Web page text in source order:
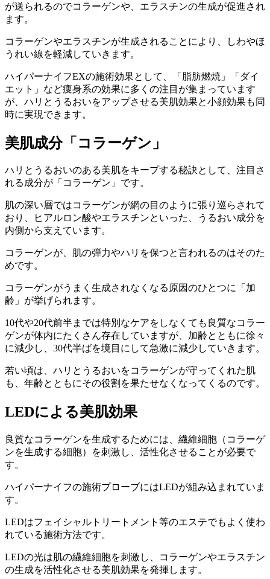
が送られるのでコラーゲンや、エラスチンの生成が促進され
ます。
コラーゲンやエラスチンが生成されることにより、しわやほ
うれい線を軽減していきます。
ハイパーナイフEXの施術効果として、「脂肪燃焼」「ダイ
エット」など痩身系の効果に多くの注目が集まっています
が、ハリとうるおいをアップさせる美肌効果と小顔効果も同
時に実現できます。
美肌成分「コラーゲン」
ハリとうるおいのある美肌をキープする秘訣として、注目さ
れる成分が「コラーゲン」です。
肌の深い層ではコラーゲンが網の目のように張り巡らされて
おり、ヒアルロン酸やエラスチンといった、うるおい成分を
内側から支えています。
コラーゲンが、肌の弾力やハリを保つと言われるのはそのた
めです。
コラーゲンがうまく生成されなくなる原因のひとつに「加
齢」が挙げられます。
10代や20代前半までは特別なケアをしなくても良質なコラー
ゲンが体内にたくさん存在していますが、加齢とともに徐々
に減少し、30代半ばを境目にして急激に減少していきます。
若い頃は、ハリとうるおいをコラーゲンが守ってくれた肌
も、年齢とともにその役割を果たせなくなってくるのです。
LEDによる美肌効果
良質なコラーゲンを生成するためには、繊維細胞（コラーゲ
ンを生成する細胞）を刺激し、活性化させることが必要で
す。
ハイパーナイフの施術プローブにはLEDが組み込まれていま
す。
LEDはフェイシャルトリートメント等のエステでもよく使わ
れている施術方法です。
LEDの光は肌の繊維細胞を刺激し、コラーゲンやエラスチン
の生成を活性化させる美肌効果を発揮します。